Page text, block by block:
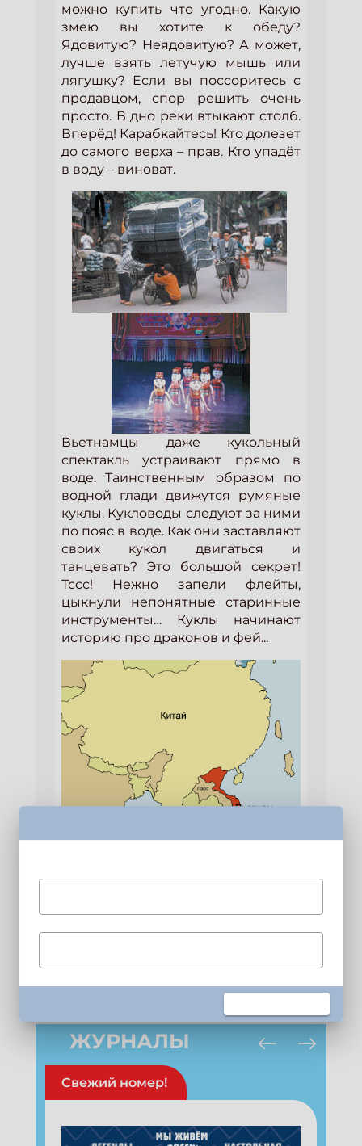
можно купить что угодно. Какую
змею вы хотите к обеду?
Ядовитую? Неядовитую? А может,
лучше взять летучую мышь или
лягушку? Если вы поссоритесь с
продавцом, спор решить очень
просто. В дно реки втыкают столб.
Вперёд! Карабкайтесь! Кто долезет
до самого верха – прав. Кто упадёт
в воду – виноват.
Вьетнамцы даже кукольный
спектакль устраивают прямо в
воде. Таинственным образом по
водной глади движутся румяные
куклы. Кукловоды следуют за ними
по пояс в воде. Как они заставляют
своих кукол двигаться и
танцевать? Это большой секрет!
Тссс! Нежно запели флейты,
цыкнули непонятные старинные
инструменты… Куклы начинают
историю про драконов и фей...
Ждем тебя в наших соцсетях!
Купить журнал
ЖУРНАЛЫ
Свежий номер!
Получи электронный "Классный журнал" в
подарок!
Укажите имя
Укажите Ваш Email